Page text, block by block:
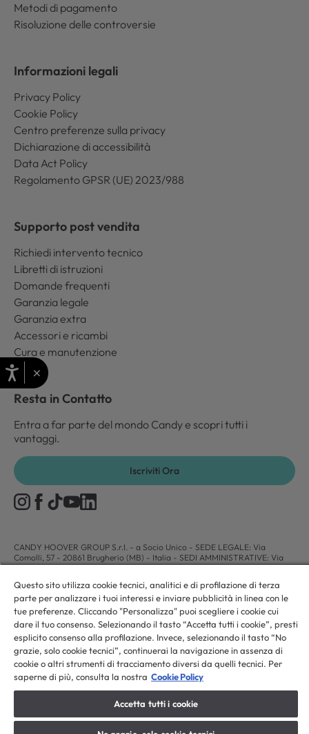
Metodi di pagamento
Risoluzione delle controversie
Informazioni legali
Privacy Policy
Cookie Policy
Centro preferenze sulla privacy
Dichiarazione di accessibilità
Data Act Policy
Regolamento GPSR (UE) 2023/988
Supporto post vendita
Richiedi intervento tecnico
Libretti di istruzioni
Domande frequenti
Garanzia legale
Garanzia extra
Accessori e ricambi
Cura e manutenzione
Resta in Contatto
Entra a far parte del mondo Candy e scopri tutti i
vantaggi.
Iscriviti Ora
CANDY HOOVER GROUP S.r.I. - a Socio Unico - SEDE LEGALE: Via
Comolli, 57 - 20861 Brugherio (MB) - Italia - SEDI AMMINISTRATIVE: Via
Privata Eden Fumagalli snc - 20861 Brugherio (MB) e Via Trento n. 20/A-22
+39.039.2086.237 - Capitale sociale € 35.000.000,00 i.v. - Cod. Fiscale e n.
iscr. al Registro Imprese di Milano-Monza-Brianza-Lodi 04666310158 - P.
IVA 00786860965 - Numero REA: MB-1033934 - Autorizzazione IT AEOF
211870 - Società soggetta ad attività di direzione e coordinamento di Candy
S.p.A. - Casella PEC:candyhoovergroupsrl@legalmail.it
IT / Italiano
×
Questo sito utilizza cookie tecnici, analitici e di profilazione di terza
parte per analizzare i tuoi interessi e inviare pubblicità in linea con le
tue preferenze. Cliccando "Personalizza" puoi scegliere i cookie cui
dare il tuo consenso. Selezionando il tasto “Accetta tutti i cookie”, presti
esplicito consenso alla profilazione. Invece, selezionando il tasto “No
grazie, solo cookie tecnici”, continuerai la navigazione in assenza di
cookie o altri strumenti di tracciamento diversi da quelli tecnici. Per
saperne di più, consulta la nostra Cookie Policy
Accetta tutti i cookie